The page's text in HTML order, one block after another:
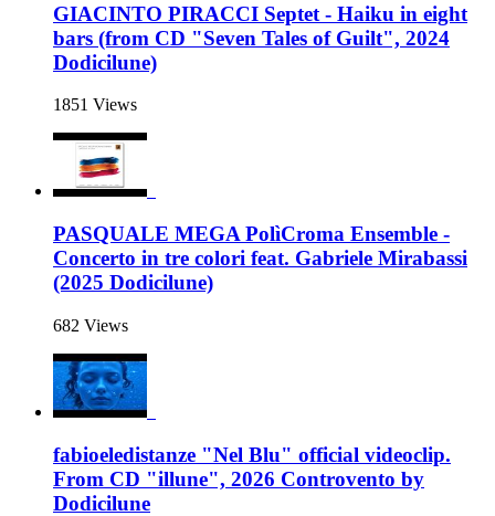
GIACINTO PIRACCI Septet - Haiku in eight
bars (from CD "Seven Tales of Guilt", 2024
Dodicilune)
1851 Views
PASQUALE MEGA PolìCroma Ensemble -
Concerto in tre colori feat. Gabriele Mirabassi
(2025 Dodicilune)
682 Views
fabioeledistanze "Nel Blu" official videoclip.
From CD "illune", 2026 Controvento by
Dodicilune